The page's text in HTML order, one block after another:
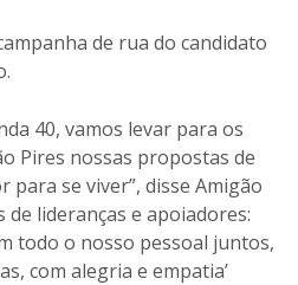
de rua do candidato
40, vamos levar para os
Pires nossas propostas de
para se viver”, disse Amigão
lideranças e apoiadores:
todo o nosso pessoal juntos,
com alegria e empatia’